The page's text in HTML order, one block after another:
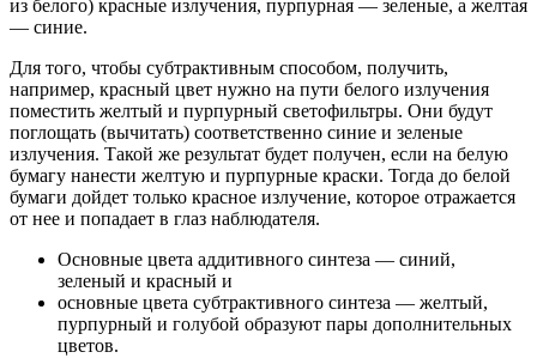
из белого) красные излучения, пурпурная — зеленые, а желтая
— синие.
Для того, чтобы субтрактивным способом, получить,
например, красный цвет нужно на пути белого излучения
поместить желтый и пурпурный светофильтры. Они будут
поглощать (вычитать) соответственно синие и зеленые
излучения. Такой же результат будет получен, если на белую
бумагу нанести желтую и пурпурные краски. Тогда до белой
бумаги дойдет только красное излучение, которое отражается
от нее и попадает в глаз наблюдателя.
Основные цвета аддитивного синтеза — синий,
зеленый и красный и
основные цвета субтрактивного синтеза — желтый,
пурпурный и голубой образуют пары дополнительных
цветов.